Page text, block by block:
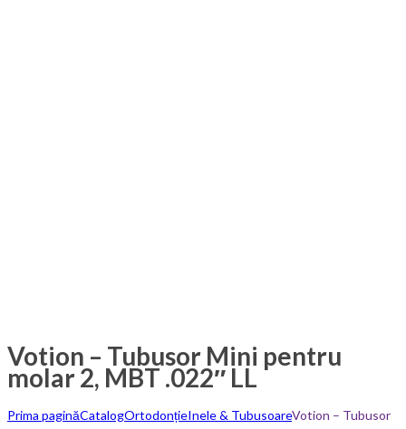
Votion – Tubusor Mini pentru
molar 2, MBT .022″ LL
Prima paginăCatalogOrtodonțieInele & TubusoareVotion – Tubusor